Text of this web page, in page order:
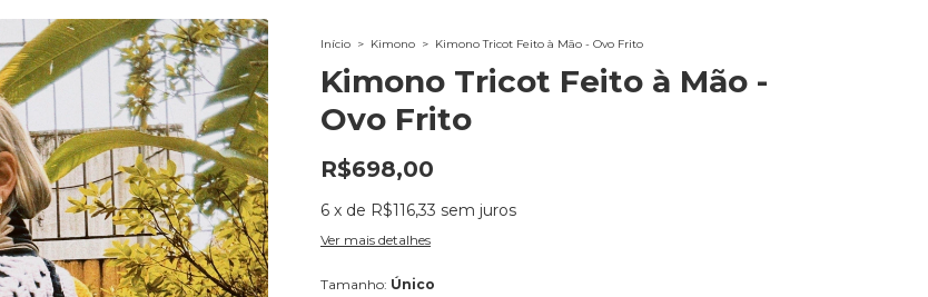
Início > Kimono > Kimono Tricot Feito à Mão - Ovo Frito
Kimono Tricot Feito à Mão -
Ovo Frito
R$698,00
6 x de R$116,33 sem juros
Ver mais detalhes
Tamanho: Único